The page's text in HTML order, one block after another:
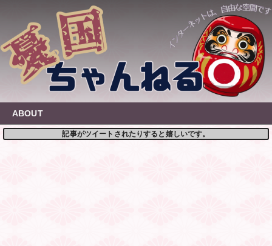
content
ABOUT
記事がツイートされたりすると嬉しいです。